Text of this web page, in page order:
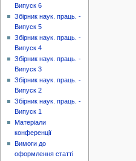
Випуск 6
Збірник наук. праць. -
Випуск 5
Збірник наук. праць. -
Випуск 4
Збірник наук. праць. -
Випуск 3
Збірник наук. праць. -
Випуск 2
Збірник наук. праць. -
Випуск 1
Матеріали
конференції
Вимоги до
оформлення статті